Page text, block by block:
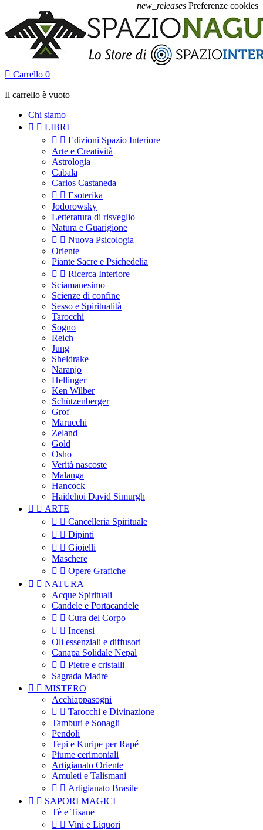
new_releases Preferenze cookies
 Carrello 0
Il carrello è vuoto
Chi siamo
  LIBRI
  Edizioni Spazio Interiore
Arte e Creatività
Astrologia
Cabala
Carlos Castaneda
  Esoterika
Jodorowsky
Letteratura di risveglio
Natura e Guarigione
  Nuova Psicologia
Oriente
Piante Sacre e Psichedelia
  Ricerca Interiore
Sciamanesimo
Scienze di confine
Sesso e Spiritualità
Tarocchi
Sogno
Reich
Jung
Sheldrake
Naranjo
Hellinger
Ken Wilber
Schützenberger
Grof
Marucchi
Zeland
Gold
Osho
Verità nascoste
Malanga
Hancock
Haidehoi David Simurgh
  ARTE
  Cancelleria Spirituale
  Dipinti
  Gioielli
Maschere
  Opere Grafiche
  NATURA
Acque Spirituali
Candele e Portacandele
  Cura del Corpo
  Incensi
Oli essenziali e diffusori
Canapa Solidale Nepal
  Pietre e cristalli
Sagrada Madre
  MISTERO
Acchiappasogni
  Tarocchi e Divinazione
Tamburi e Sonagli
Pendoli
Tepi e Kuripe per Rapé
Piume cerimoniali
Artigianato Oriente
Amuleti e Talismani
  Artigianato Brasile
  SAPORI MAGICI
Tè e Tisane
  Vini e Liquori